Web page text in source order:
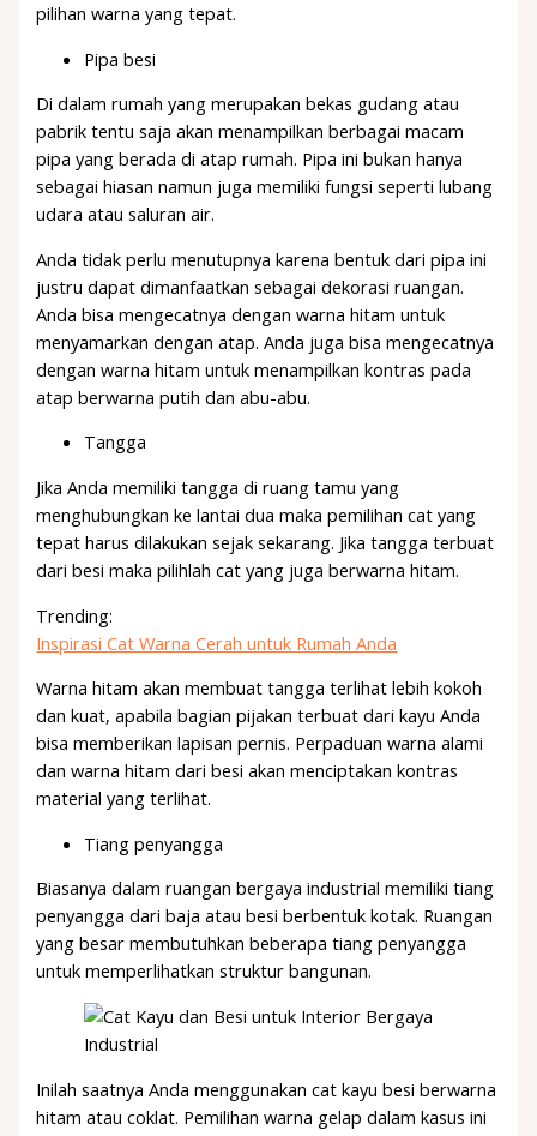
pilihan warna yang tepat.
Pipa besi
Di dalam rumah yang merupakan bekas gudang atau
pabrik tentu saja akan menampilkan berbagai macam
pipa yang berada di atap rumah. Pipa ini bukan hanya
sebagai hiasan namun juga memiliki fungsi seperti lubang
udara atau saluran air.
Anda tidak perlu menutupnya karena bentuk dari pipa ini
justru dapat dimanfaatkan sebagai dekorasi ruangan.
Anda bisa mengecatnya dengan warna hitam untuk
menyamarkan dengan atap. Anda juga bisa mengecatnya
dengan warna hitam untuk menampilkan kontras pada
atap berwarna putih dan abu-abu.
Tangga
Jika Anda memiliki tangga di ruang tamu yang
menghubungkan ke lantai dua maka pemilihan cat yang
tepat harus dilakukan sejak sekarang. Jika tangga terbuat
dari besi maka pilihlah cat yang juga berwarna hitam.
Trending:
Inspirasi Cat Warna Cerah untuk Rumah Anda
Warna hitam akan membuat tangga terlihat lebih kokoh
dan kuat, apabila bagian pijakan terbuat dari kayu Anda
bisa memberikan lapisan pernis. Perpaduan warna alami
dan warna hitam dari besi akan menciptakan kontras
material yang terlihat.
Tiang penyangga
Biasanya dalam ruangan bergaya industrial memiliki tiang
penyangga dari baja atau besi berbentuk kotak. Ruangan
yang besar membutuhkan beberapa tiang penyangga
untuk memperlihatkan struktur bangunan.
Inilah saatnya Anda menggunakan cat kayu besi berwarna
hitam atau coklat. Pemilihan warna gelap dalam kasus ini